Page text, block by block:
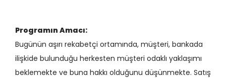
Programın Amacı:
Bugünün aşırı rekabetçi ortamında, müşteri, bankada
ilişkide bulunduğu herkesten müşteri odaklı yaklaşımı
beklemekte ve buna hakkı olduğunu düşünmekte. Satış